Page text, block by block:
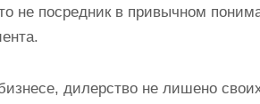
не посредник в привычном
дилерство не лишено